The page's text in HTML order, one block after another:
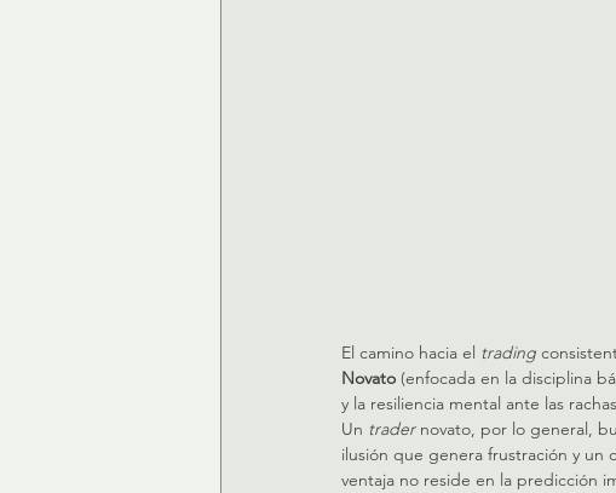
El camino hacia el trading
Novato (enfocada en la disciplina
y la resiliencia mental ante las
Un trader novato, por lo general,
ilusión que genera frustración y un
ventaja no reside en la predicción